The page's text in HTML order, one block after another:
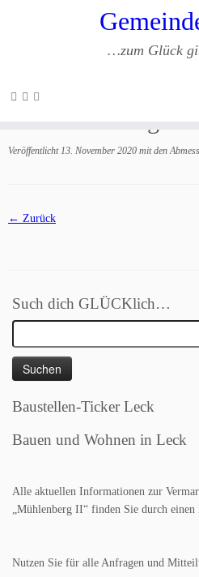
Zum
…zum Glück
Veröffentlicht 13. November 2020 mit den
← Zurück
Such dich GLÜCKlich…
nach:
Baustellen-Ticker Leck
Bauen und Wohnen in Leck
Alle aktuellen Informationen zur
„Mühlenberg II“ finden Sie durch
Nutzen Sie für alle Anfragen und